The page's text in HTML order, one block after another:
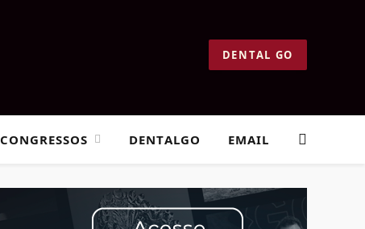
DENTAL GO
CONGRESSOS DENTALGO EMAIL